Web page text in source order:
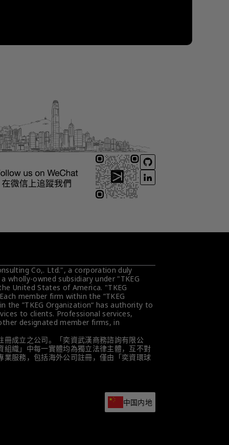
Co,. Ltd.", a corporation duly
wholly-owned subsidiary under "TKEG
United States of America. "TKEG
member firm within the ”TKEG
”TKEG Organization“ has authority to
to clients. Professional services,
designated member firms, in
冊成立之公司。「奕資武漢商務諮詢有限公
織」中每一實體均為獨立法律主體，互不對
服務，包括海外公司註冊，僅由「奕資環球
中国内地